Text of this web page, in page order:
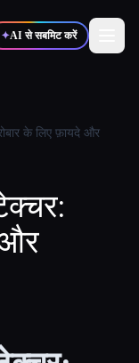
✦AI से सबमिट करें
के लिए फ़ायदे और
और